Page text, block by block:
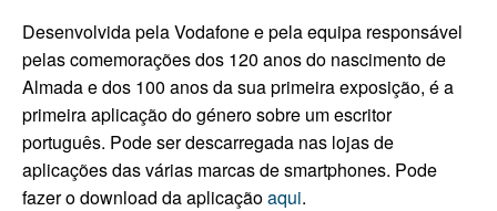
Desenvolvida pela Vodafone e pela equipa responsável
pelas comemorações dos 120 anos do nascimento de
Almada e dos 100 anos da sua primeira exposição, é a
primeira aplicação do género sobre um escritor
português. Pode ser descarregada nas lojas de
aplicações das várias marcas de smartphones. Pode
fazer o download da aplicaçãoaqui.